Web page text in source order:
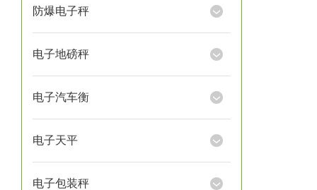
防爆电子秤
电子地磅秤
电子汽车衡
电子天平
电子包装秤